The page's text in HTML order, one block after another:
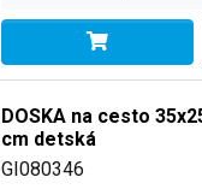
DOSKA na cesto
cm detská
GI080346